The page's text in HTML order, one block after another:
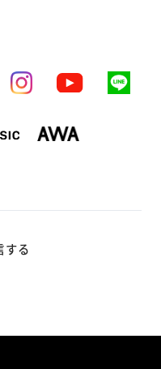
する